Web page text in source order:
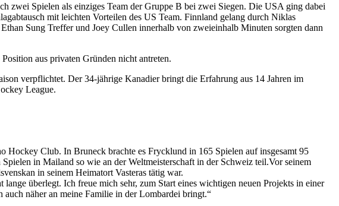
zwei Spielen als einziges Team der Gruppe B bei zwei Siegen. Die USA ging dabei
mit leichten Vorteilen des US Team. Finnland gelang durch Niklas
Sung Treffer und Joey Cullen innerhalb von zweieinhalb Minuten sorgten dann
aus privaten Gründen nicht antreten.
verpflichtet. Der 34-jährige Kanadier bringt die Erfahrung aus 14 Jahren im
League.
Club. In Bruneck brachte es Frycklund in 165 Spielen auf insgesamt 95
in Mailand so wie an der Weltmeisterschaft in der Schweiz teil.Vor seinem
in seinem Heimatort Vasteras tätig war.
überlegt. Ich freue mich sehr, zum Start eines wichtigen neuen Projekts in einer
näher an meine Familie in der Lombardei bringt.“